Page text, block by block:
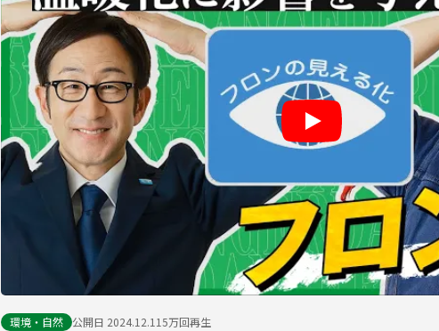
Play
環境・自然 公開日 2024.12.115万回再生